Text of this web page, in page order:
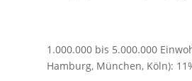
1.000.000 bis 5.000.000
Hamburg, München, Köln):